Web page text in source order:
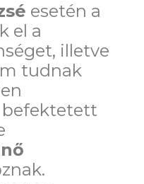
esetén a
el a
illetve
tudnak
befektetett